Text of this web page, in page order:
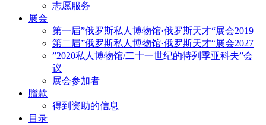
志愿服务
展会
第一届”俄罗斯私人博物馆·俄罗斯天才“展会2019
第二届”俄罗斯私人博物馆·俄罗斯天才“展会2027
”2020私人博物馆/二十一世纪的特列季亚科夫”会
议
展会参加者
贈款
得到资助的信息
目录